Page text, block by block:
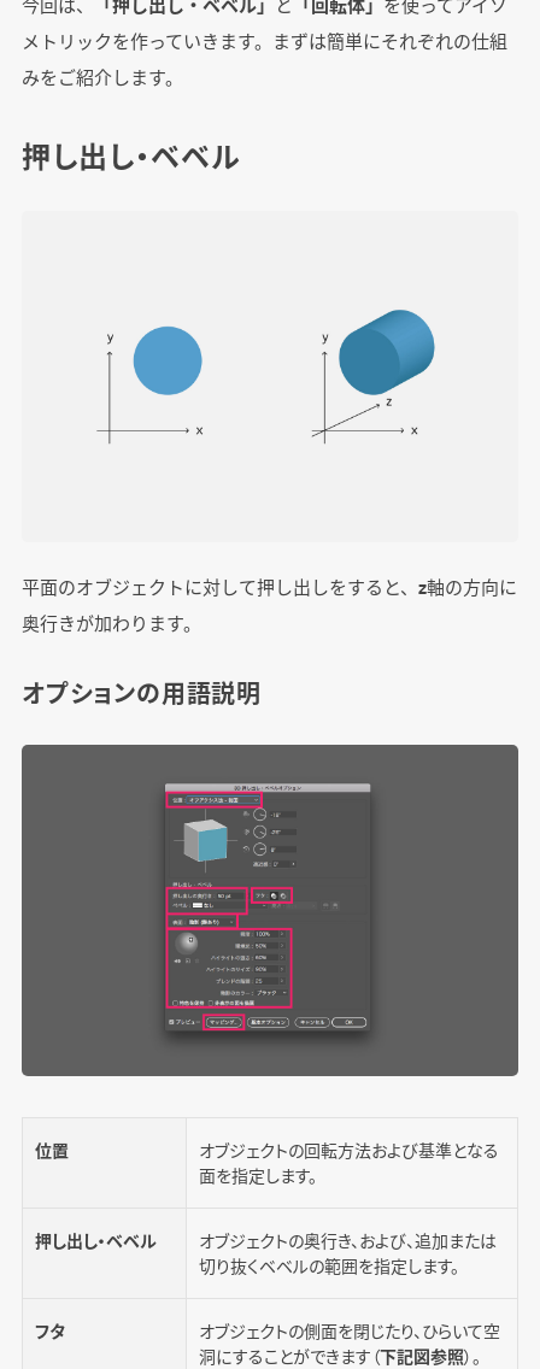
メトリックを作っていきます。まずは簡単にそれぞれの仕組
みをご紹介します。
押し出し・ベベル
平面のオブジェクトに対して押し出しをすると、z軸の方向に
奥行きが加わります。
オプションの用語説明
位置
オブジェクトの回転方法および基準となる
面を指定します。
押し出し・ベベル
オブジェクトの奥行き、および、追加または
切り抜くベベルの範囲を指定します。
フタ
オブジェクトの側面を閉じたり、ひらいて空
洞にすることができます（下記図参照）。